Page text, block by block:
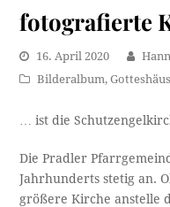
fotografierte
16. April 2020
Bilderalbum,
… ist die
Die Pradler
Jahrhunderts stetig an.
größere Kirche anstelle